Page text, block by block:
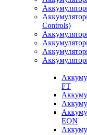
Controls)
FT
EON